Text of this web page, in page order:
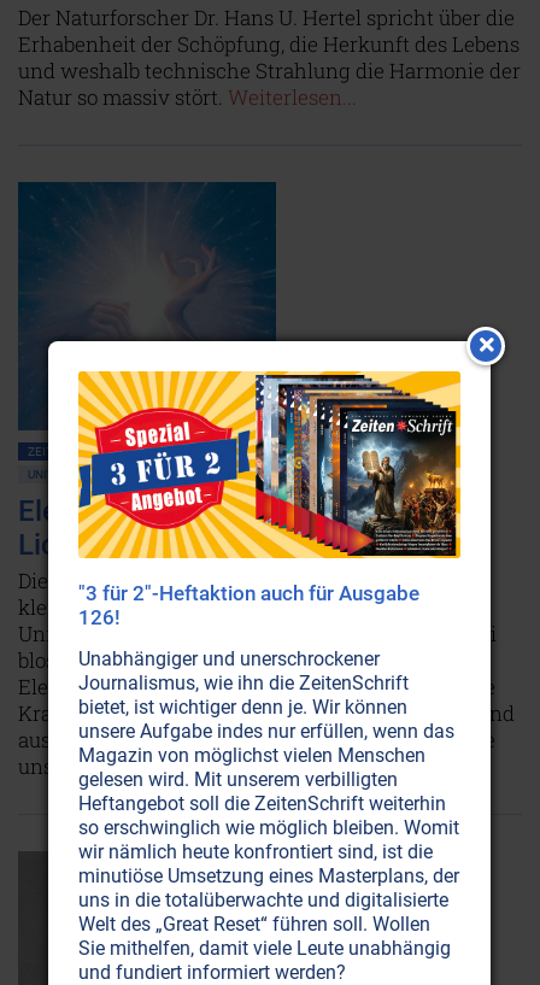
Der Naturforscher Dr. Hans U. Hertel spricht über die
Erhabenheit der Schöpfung, die Herkunft des Lebens
und weshalb technische Strahlung die Harmonie der
Natur so massiv stört. Weiterlesen...
ZEITENSCHRIFT NR. 27, S.22 BEWUSSTSEIN
MAGIE • OKKULTISMUS
UNIVERSUM
Elektronen: Intelligente und beseelte
Lichtträger
Dieser Artikel ist dem Elektron gewidmet, jenem
kleinsten, alles durchdringenden Baustein des
Universums, von dem die Wissenschaft sagt, er sei
bloss ein Millionstel eines billionstel Meters gross.
Elektronen sind Geschöpfe der Liebe, deren wahre
Kraft die Menschheit noch längst nicht erkannt und
ausgeschöpft hat. Sie besitzen Intelligenz, über die
unser Bewusstsein gebieten kann.Weiterlesen...
"3 für 2"-Heftaktion auch für Ausgabe
126!
Unabhängiger und unerschrockener
Journalismus, wie ihn die ZeitenSchrift
bietet, ist wichtiger denn je. Wir können
unsere Aufgabe indes nur erfüllen, wenn das
Magazin von möglichst vielen Menschen
gelesen wird. Mit unserem verbilligten
Heftangebot soll die ZeitenSchrift weiterhin
so erschwinglich wie möglich bleiben. Womit
wir nämlich heute konfrontiert sind, ist die
minutiöse Umsetzung eines Masterplans, der
uns in die totalüberwachte und digitalisierte
Welt des „Great Reset“ führen soll. Wollen
Sie mithelfen, damit viele Leute unabhängig
und fundiert informiert werden?